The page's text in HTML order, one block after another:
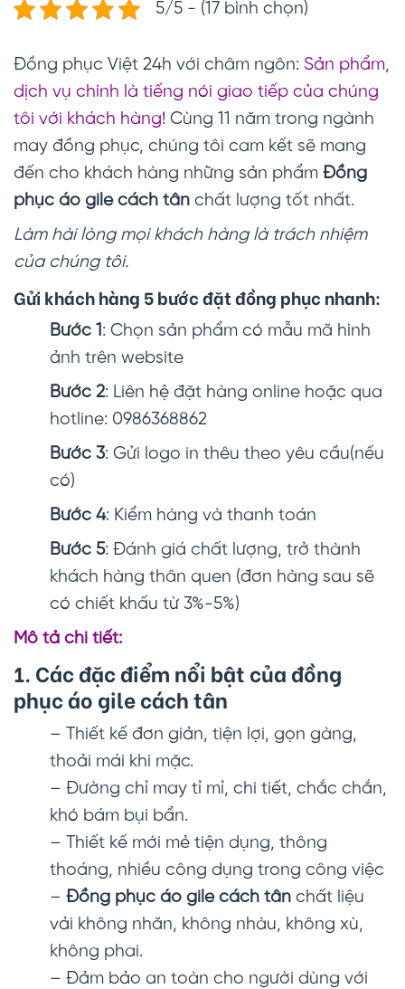
5/5 - (17 bình chọn)
Đồng phục Việt 24h với châm ngôn: Sản phẩm,
dịch vụ chính là tiếng nói giao tiếp của chúng
tôi với khách hàng! Cùng 11 năm trong ngành
may đồng phục, chúng tôi cam kết sẽ mang
đến cho khách hàng những sản phẩm Đồng
phục áo gile cách tân chất lượng tốt nhất.
Làm hài lòng mọi khách hàng là trách nhiệm
của chúng tôi.
Gửi khách hàng 5 bước đặt đồng phục nhanh:
Bước 1: Chọn sản phẩm có mẫu mã hình
ảnh trên website
Bước 2: Liên hệ đặt hàng online hoặc qua
hotline: 0986368862
Bước 3: Gửi logo in thêu theo yêu cầu(nếu
có)
Bước 4: Kiểm hàng và thanh toán
Bước 5: Đánh giá chất lượng, trở thành
khách hàng thân quen (đơn hàng sau sẽ
có chiết khấu từ 3%-5%)
Mô tả chi tiết:
1. Các đặc điểm nổi bật của đồng
phục áo gile cách tân
– Thiết kế đơn giản, tiện lợi, gọn gàng,
thoải mái khi mặc.
– Đường chỉ may tỉ mỉ, chi tiết, chắc chắn,
khó bám bụi bẩn.
– Thiết kế mới mẻ tiện dụng, thông
thoáng, nhiều công dụng trong công việc
– Đồng phục áo gile cách tân chất liệu
vải không nhăn, không nhàu, không xù,
không phai.
– Đảm bảo an toàn cho người dùng với